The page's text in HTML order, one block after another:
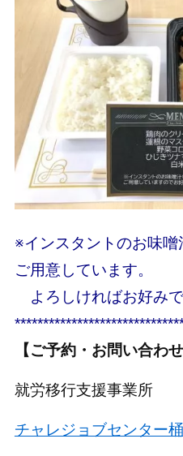
※インスタントのお味
ご用意しています。
よろしければお好みで
【ご予約・お問い合わせ
就労移行支援事業所
チャレジョブセンター桶